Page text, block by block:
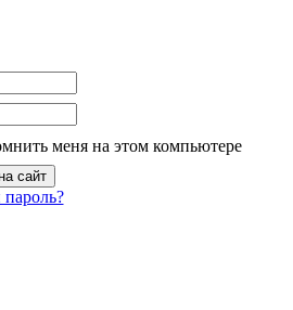
меня на этом компьютере